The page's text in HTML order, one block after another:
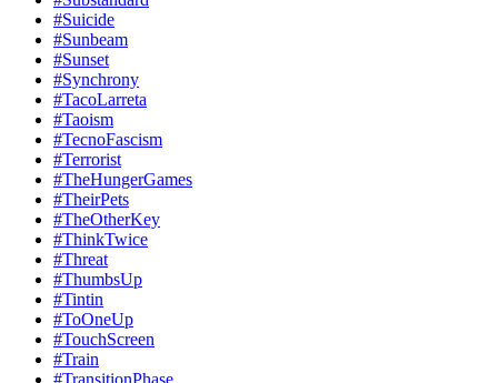
#Suicide
#Sunbeam
#Sunset
#Synchrony
#TacoLarreta
#Taoism
#TecnoFascism
#Terrorist
#TheHungerGames
#TheirPets
#TheOtherKey
#ThinkTwice
#Threat
#ThumbsUp
#Tintin
#ToOneUp
#TouchScreen
#Train